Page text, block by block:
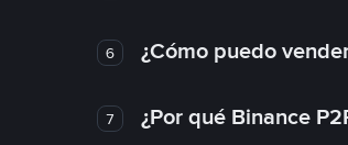
6 ¿Cómo puedo
7 ¿Por qué Binance